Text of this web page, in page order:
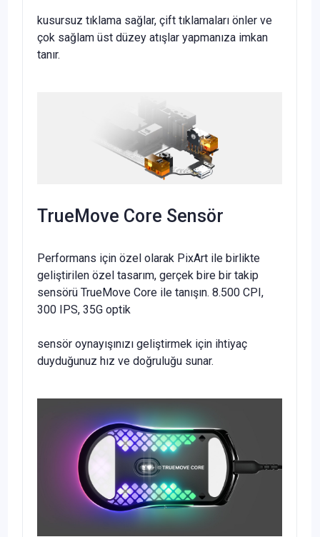
kusursuz tıklama sağlar, çift tıklamaları önler ve
çok sağlam üst düzey atışlar yapmanıza imkan
tanır.
TrueMove Core Sensör
Performans için özel olarak PixArt ile birlikte
geliştirilen özel tasarım, gerçek bire bir takip
sensörü TrueMove Core ile tanışın. 8.500 CPI,
300 IPS, 35G optik
sensör oynayışınızı geliştirmek için ihtiyaç
duyduğunuz hız ve doğruluğu sunar.